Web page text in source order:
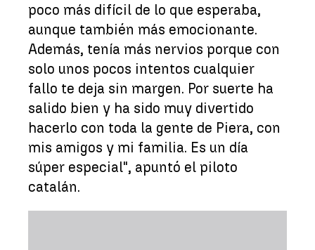
poco más difícil de lo que esperaba,
aunque también más emocionante.
Además, tenía más nervios porque con
solo unos pocos intentos cualquier
fallo te deja sin margen. Por suerte ha
salido bien y ha sido muy divertido
hacerlo con toda la gente de Piera, con
mis amigos y mi familia. Es un día
súper especial", apuntó el piloto
catalán.